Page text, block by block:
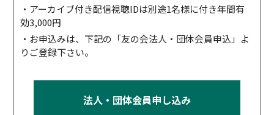
・アーカイブ付き配信視聴IDは別途1名様に付き年間有
効3,000円
・お申込みは、下記の「友の会法人・団体会員申込」よ
りご登録下さい。
法人・団体会員申し込み